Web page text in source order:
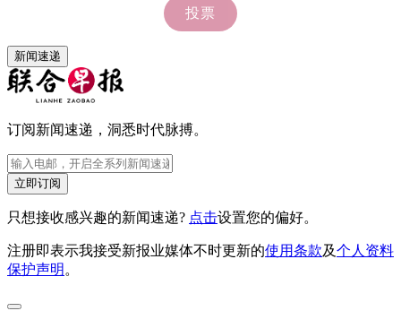
新闻速递
订阅新闻速递，洞悉时代脉搏。
立即订阅
只想接收感兴趣的新闻速递? 点击设置您的偏好。
注册即表示我接受新报业媒体不时更新的使用条款及个人资料
保护声明 。